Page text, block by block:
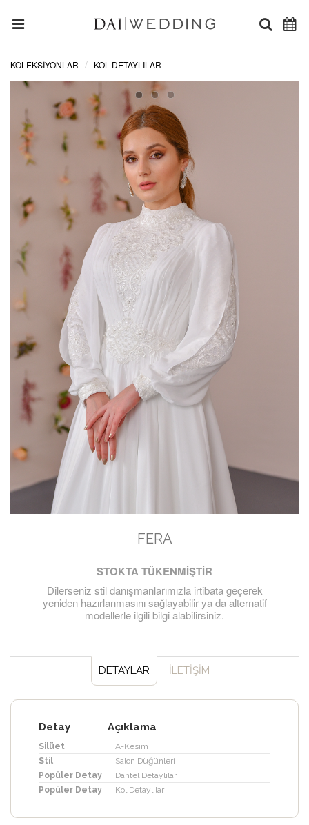
KOLEKSİYONLAR KOL DETAYLILAR
FERA
STOKTA TÜKENMİŞTİR
Dilerseniz stil danışmanlarımızla irtibata geçerek
yeniden hazırlanmasını sağlayabilir ya da alternatif
modellerle ilgili bilgi alabilirsiniz.
DETAYLAR İLETİŞİM
Detay Açıklama
Silüet
A-Kesim
Stil
Salon Düğünleri
Popüler Detay
Dantel Detaylılar
Popüler Detay
Kol Detaylılar